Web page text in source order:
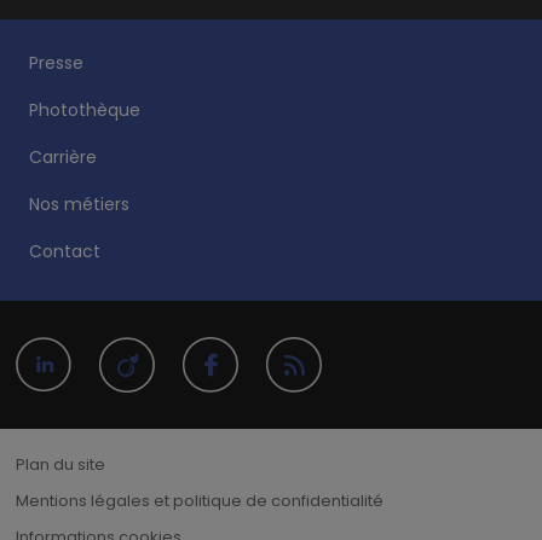
Presse
Photothèque
Carrière
Nos métiers
Contact
Plan du site
Mentions légales et politique de confidentialité